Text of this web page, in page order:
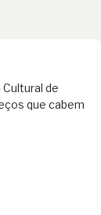
de
que cabem